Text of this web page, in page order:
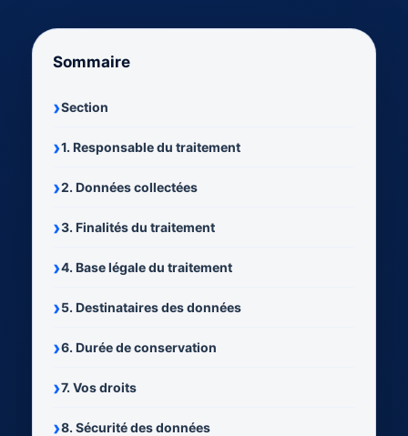
Sommaire
Section
1. Responsable du traitement
2. Données collectées
3. Finalités du traitement
4. Base légale du traitement
5. Destinataires des données
6. Durée de conservation
7. Vos droits
8. Sécurité des données